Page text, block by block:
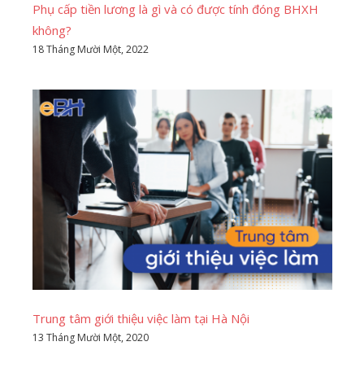
Phụ cấp tiền lương là gì và có được tính đóng BHXH
không?
18 Tháng Mười Một, 2022
Trung tâm giới thiệu việc làm tại Hà Nội
13 Tháng Mười Một, 2020